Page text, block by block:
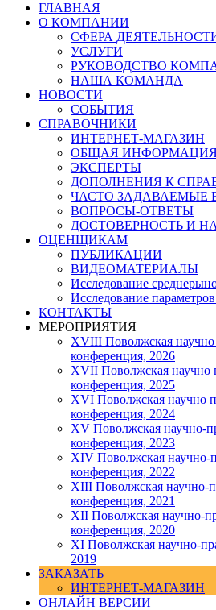
ГЛАВНАЯ
О КОМПАНИИ
СФЕРА
УСЛУГИ
РУКОВОДСТВО
НАША КОМАНДА
НОВОСТИ
СОБЫТИЯ
СПРАВОЧНИКИ
ИНТЕРНЕТ-МАГАЗИН
ОБЩАЯ
ЭКСПЕРТЫ
ДОПОЛНЕНИЯ К
ЧАСТО ЗАДАВАЕМЫЕ
ВОПРОСЫ-ОТВЕТЫ
ДОСТОВЕРНОСТЬ И
ОЦЕНЩИКАМ
ПУБЛИКАЦИИ
ВИДЕОМАТЕРИАЛЫ
Исследование
Исследование
КОНТАКТЫ
МЕРОПРИЯТИЯ
XVIII Поволжская научно
конференция, 2026
XVII Поволжская научно
конференция, 2025
XVI Поволжская научно
конференция, 2024
ХV Поволжская научно-
конференция, 2023
ХIV Поволжская научно-
конференция, 2022
ХIII Поволжская научно-
конференция, 2021
ХII Поволжская научно-
конференция, 2020
XI Поволжская научно-
2019
ЗАКАЗАТЬ
ИНТЕРНЕТ-МАГАЗИН
ОНЛАЙН ВЕРСИИ